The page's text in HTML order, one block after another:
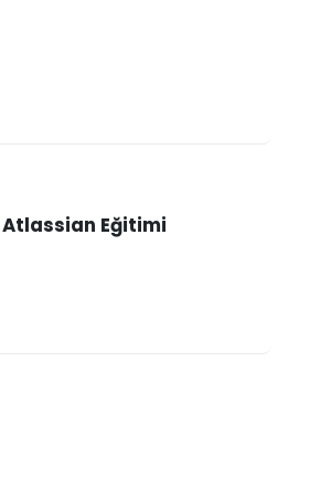
Eğitimi